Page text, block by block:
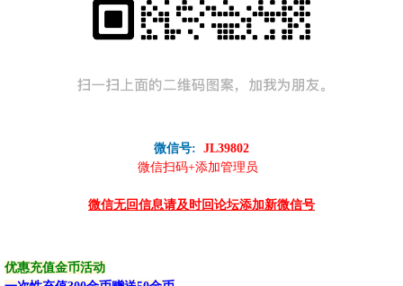
微信号: JL39802
微信扫码+添加管理员
微信无回信息请及时回论坛添加新微信号
优惠充值金币活动